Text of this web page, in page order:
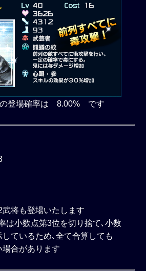
登場確率は 8.00% です
将も登場いたします
は小数点第3位を切り捨て､小数
ているため､全て合算しても
合があります